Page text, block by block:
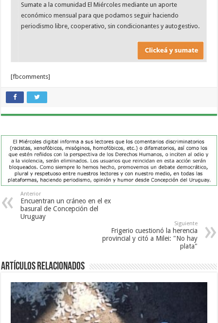
Sumate a la comunidad El Miércoles mediante un aporte
económico mensual para que podamos seguir haciendo
periodismo libre, cooperativo, sin condicionantes y autogestivo.
[fbcomments]
Anterior
Encuentran un cráneo en el ex
basural de Concepción del
Uruguay
Siguiente
Frigerio cuestionó la herencia
provincial y citó a Milei: "No hay
plata"
Artículos Relacionados